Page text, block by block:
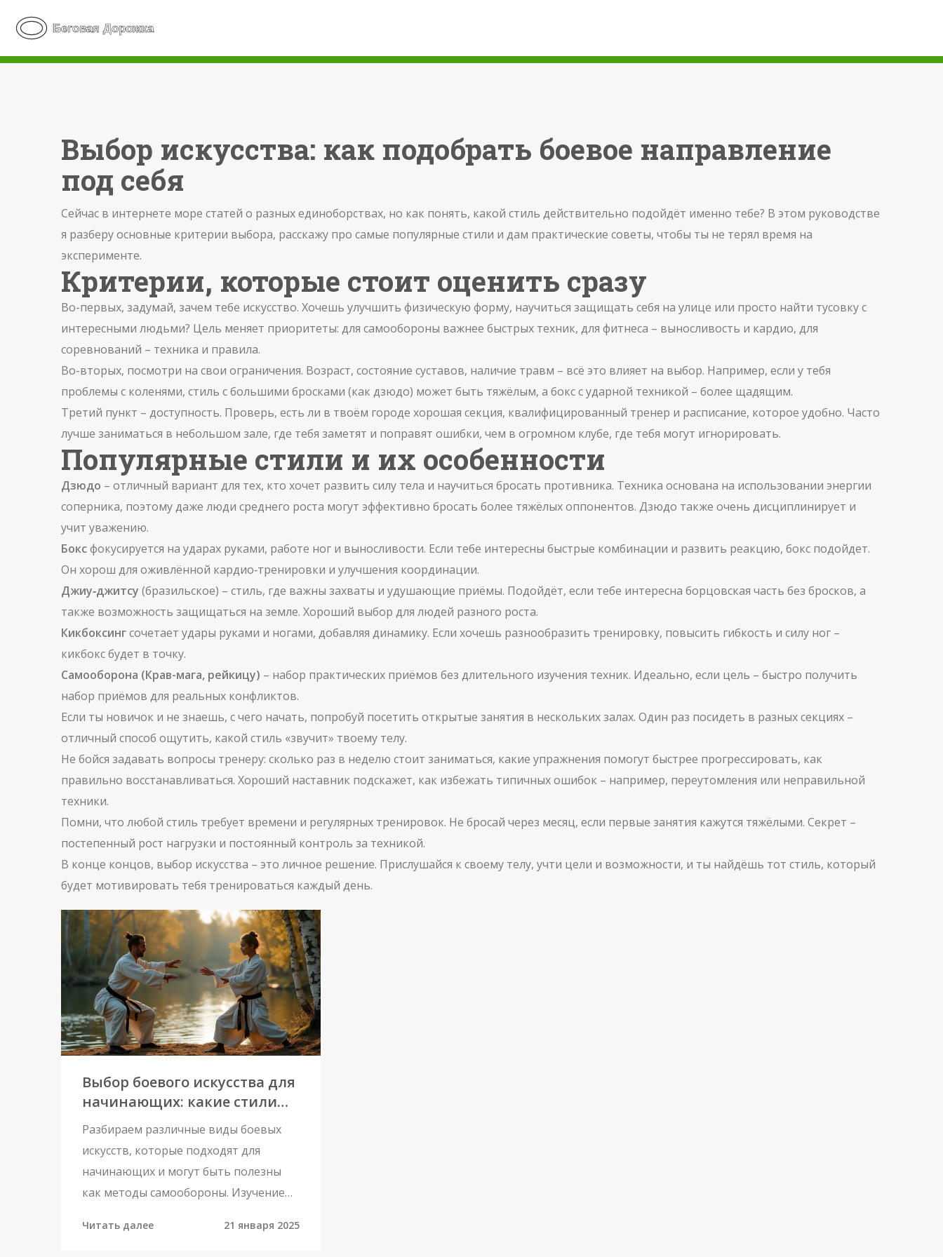
Выбор искусства: как подобрать боевое направление
под себя
Сейчас в интернете море статей о разных единоборствах, но как понять, какой стиль действительно подойдёт именно тебе? В этом руководстве
я разберу основные критерии выбора, расскажу про самые популярные стили и дам практические советы, чтобы ты не терял время на
эксперименте.
Критерии, которые стоит оценить сразу
Во-первых, задумай, зачем тебе искусство. Хочешь улучшить физическую форму, научиться защищать себя на улице или просто найти тусовку с
интересными людьми? Цель меняет приоритеты: для самообороны важнее быстрых техник, для фитнеса – выносливость и кардио, для
соревнований – техника и правила.
Во-вторых, посмотри на свои ограничения. Возраст, состояние суставов, наличие травм – всё это влияет на выбор. Например, если у тебя
проблемы с коленями, стиль с большими бросками (как дзюдо) может быть тяжёлым, а бокс с ударной техникой – более щадящим.
Третий пункт – доступность. Проверь, есть ли в твоём городе хорошая секция, квалифицированный тренер и расписание, которое удобно. Часто
лучше заниматься в небольшом зале, где тебя заметят и поправят ошибки, чем в огромном клубе, где тебя могут игнорировать.
Популярные стили и их особенности
Дзюдо – отличный вариант для тех, кто хочет развить силу тела и научиться бросать противника. Техника основана на использовании энергии
соперника, поэтому даже люди среднего роста могут эффективно бросать более тяжёлых оппонентов. Дзюдо также очень дисциплинирует и
учит уважению.
Боксфокусируется на ударах руками, работе ног и выносливости. Если тебе интересны быстрые комбинации и развить реакцию, бокс подойдет.
Он хорош для оживлённой кардио‑тренировки и улучшения координации.
Джиу‑джитсу (бразильское) – стиль, где важны захваты и удушающие приёмы. Подойдёт, если тебе интересна борцовская часть без бросков, а
также возможность защищаться на земле. Хороший выбор для людей разного роста.
Кикбоксингсочетает удары руками и ногами, добавляя динамику. Если хочешь разнообразить тренировку, повысить гибкость и силу ног –
кикбокс будет в точку.
Самооборона (Крав-мага, рейкицу) – набор практических приёмов без длительного изучения техник. Идеально, если цель – быстро получить
набор приёмов для реальных конфликтов.
Если ты новичок и не знаешь, с чего начать, попробуй посетить открытые занятия в нескольких залах. Один раз посидеть в разных секциях –
отличный способ ощутить, какой стиль «звучит» твоему телу.
Не бойся задавать вопросы тренеру: сколько раз в неделю стоит заниматься, какие упражнения помогут быстрее прогрессировать, как
правильно восстанавливаться. Хороший наставник подскажет, как избежать типичных ошибок – например, переутомления или неправильной
техники.
Помни, что любой стиль требует времени и регулярных тренировок. Не бросай через месяц, если первые занятия кажутся тяжёлыми. Секрет –
постепенный рост нагрузки и постоянный контроль за техникой.
В конце концов, выбор искусства – это личное решение. Прислушайся к своему телу, учти цели и возможности, и ты найдёшь тот стиль, который
будет мотивировать тебя тренироваться каждый день.
Выбор боевого искусства для
начинающих: какие стили
существуют
Разбираем различные виды боевых
искусств, которые подходят для
начинающих и могут быть полезны
как методы самообороны. Изучение
не только физическую выносливость,
Читать далее 21 января 2025